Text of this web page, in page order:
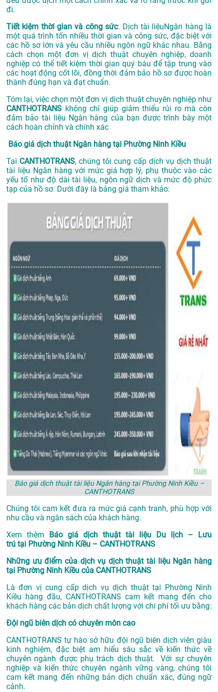
đi.
Tiết kiệm thời gian và công sức: Dịch tài liệuNgân hàng là
một quá trình tốn nhiều thời gian và công sức, đặc biệt với
các hồ sơ lớn và yêu cầu nhiều ngôn ngữ khác nhau. Bằng
cách chọn một đơn vị dịch thuật chuyên nghiệp, doanh
nghiệp có thể tiết kiệm thời gian quý báu để tập trung vào
các hoạt động cốt lõi, đồng thời đảm bảo hồ sơ được hoàn
thành đúng hạn và đạt chuẩn.
Tóm lại, việc chọn một đơn vị dịch thuật chuyên nghiệp như
CANTHOTRANS không chỉ giúp giảm thiểu rủi ro mà còn
đảm bảo tài liệu Ngân hàng của bạn được trình bày một
cách hoàn chỉnh và chính xác
Báo giá dịch thuật Ngân hàng tại Phường Ninh Kiều
Tại CANTHOTRANS, chúng tôi cung cấp dịch vụ dịch thuật
tài liệu Ngân hàng với mức giá hợp lý, phụ thuộc vào các
yếu tố như độ dài tài liệu, ngôn ngữ dịch và mức độ phức
tạp của hồ sơ. Dưới đây là bảng giá tham khảo:
Báo giá dịch thuật tài liệu Ngân hàng tại Phường Ninh Kiều –
CANTHOTRANS
Chúng tôi cam kết đưa ra mức giá cạnh tranh, phù hợp với
nhu cầu và ngân sách của khách hàng.
Xem thêm
Báo giá dịch thuật tài liệu Du lịch – Lưu
trú tại Phường Ninh Kiều – CANTHOTRANS
Những ưu điểm của dịch vụ dịch thuật tài liệu Ngân hàng
tại Phường Ninh Kiều của CANTHOTRANS
Là đơn vị cung cấp dịch vụdịch thuật tại Phường Ninh
Kiều hàng đầu, CANTHOTRANS cam kết mang đến cho
khách hàng các bản dịch chất lượng với chi phí tối ưu bằng:
Đội ngũ biên dịch có chuyên môn cao
CANTHOTRANS tự hào sở hữu đội ngũ biên dịch viên giàu
kinh nghiệm, đặc biệt am hiểu sâu sắc về kiến thức về
chuyên ngành được phụ trách dịch thuật. Với sự chuyên
nghiệp và kiến thức chuyên ngành vững vàng, chúng tôi
cam kết mang đến những bản dịch chuẩn xác, đúng ngữ
cảnh.